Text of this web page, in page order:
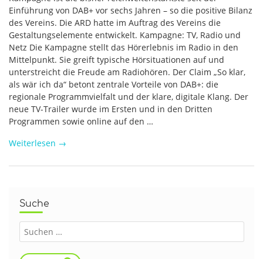
Einführung von DAB+ vor sechs Jahren – so die positive Bilanz
des Vereins. Die ARD hatte im Auftrag des Vereins die
Gestaltungselemente entwickelt. Kampagne: TV, Radio und
Netz Die Kampagne stellt das Hörerlebnis im Radio in den
Mittelpunkt. Sie greift typische Hörsituationen auf und
unterstreicht die Freude am Radiohören. Der Claim „So klar,
als wär ich da“ betont zentrale Vorteile von DAB+: die
regionale Programmvielfalt und der klare, digitale Klang. Der
neue TV-Trailer wurde im Ersten und in den Dritten
Programmen sowie online auf den …
Weiterlesen →
Suche